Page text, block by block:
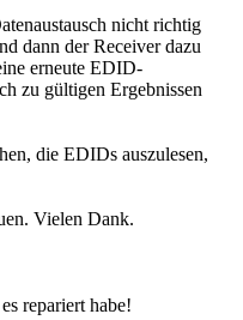
nicht richtig
dann der Receiver dazu
erneute EDID-
zu gültigen Ergebnissen
die EDIDs auszulesen,
Vielen Dank.
repariert habe!